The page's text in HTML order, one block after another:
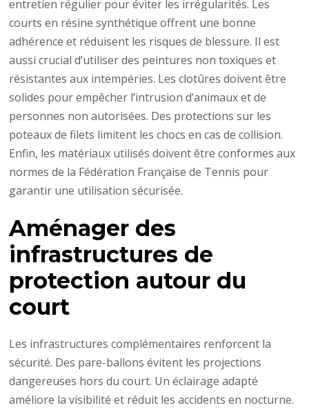
entretien régulier pour éviter les irrégularités. Les
courts en résine synthétique offrent une bonne
adhérence et réduisent les risques de blessure. Il est
aussi crucial d’utiliser des peintures non toxiques et
résistantes aux intempéries. Les clotûres doivent être
solides pour empêcher l’intrusion d’animaux et de
personnes non autorisées. Des protections sur les
poteaux de filets limitent les chocs en cas de collision.
Enfin, les matériaux utilisés doivent être conformes aux
normes de la Fédération Française de Tennis pour
garantir une utilisation sécurisée.
Aménager des
infrastructures de
protection autour du
court
Les infrastructures complémentaires renforcent la
sécurité. Des pare-ballons évitent les projections
dangereuses hors du court. Un éclairage adapté
améliore la visibilité et réduit les accidents en nocturne.